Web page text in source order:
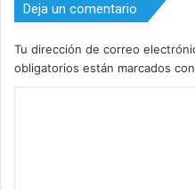
Deja un comentario
Tu dirección de correo
obligatorios están marcados con